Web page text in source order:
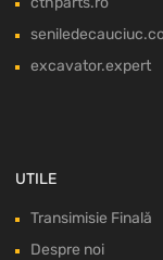
excavator.expert
UTILE
Transimisie Finală
Despre noi